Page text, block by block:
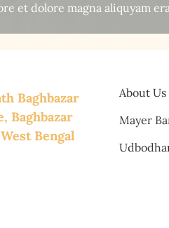
et dolore magna aliquyam
Baghbazar
Baghbazar
Bengal
About Us
Mayer